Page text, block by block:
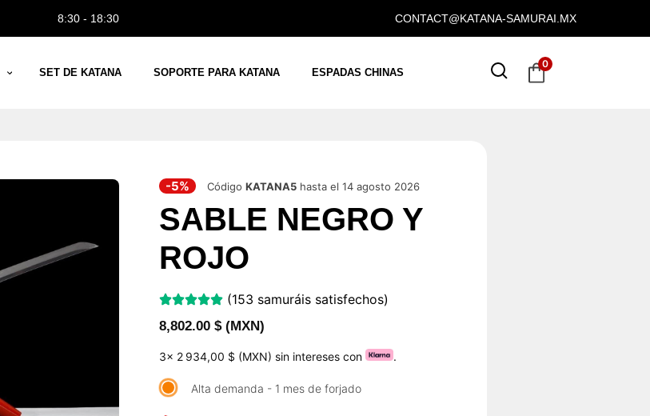
8:30 - 18:30 CONTACT@KATANA-SAMURAI.MX
SET DE KATANA SOPORTE PARA KATANA ESPADAS CHINAS
0
-5% Código KATANA5hasta el 14 agosto 2026
SABLE NEGRO Y
ROJO
(153 samuráis satisfechos)
8,802.00 $ (MXN)
3x 2 934,00 $ (MXN) sin intereses con .
Alta demanda - 1 mes de forjado